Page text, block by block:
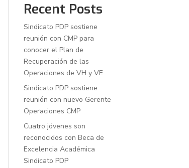
Recent Posts
Sindicato PDP sostiene
reunión con CMP para
conocer el Plan de
Recuperación de las
Operaciones de VH y VE
Sindicato PDP sostiene
reunión con nuevo Gerente
Operaciones CMP
Cuatro jóvenes son
reconocidos con Beca de
Excelencia Académica
Sindicato PDP